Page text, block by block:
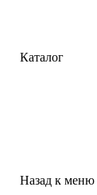
Каталог
Назад к меню